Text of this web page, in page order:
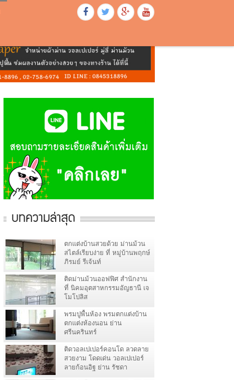
บทความล่าสุด
ตกแต่งบ้านสวยด้วย ม่านม้วน
สไตล์เรียบง่าย ที่ หมู่บ้านพฤกษ์
ภิรมย์ รีเจ้นท์
ติดม่านม้วนออฟฟิศ สำนักงาน
ที่ นิคมอุตสาหกรรมอัญธานี เจ
โมโปลิส
พรมปูพื้นห้อง พรมตกแต่งบ้าน
ตกแต่งห้องนอน ย่าน
ศรีนครินทร์
ติดวอลเปเปอร์คอนโด ลวดลาย
สวยงาม โดดเด่น วอลเปเปอร์
ลายก้อนอิฐ ย่าน รัชดา